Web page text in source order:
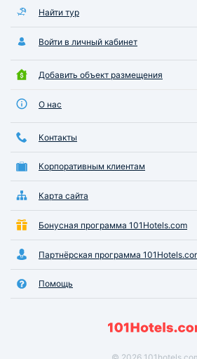
Найти тур
Войти в личный кабинет
Добавить объект размещения
О нас
Контакты
Корпоративным клиентам
Карта сайта
Бонусная программа 101Hotels.com
Партнёрская программа
Помощь